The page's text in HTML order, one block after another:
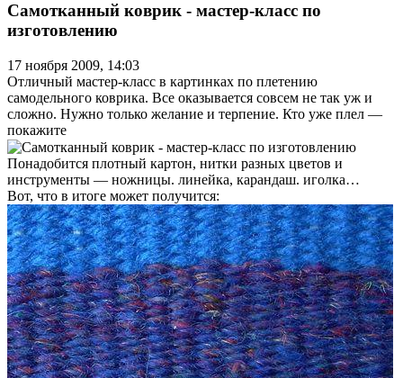
Самотканный коврик - мастер-класс по
изготовлению
17 ноября 2009, 14:03
Отличный мастер-класс в картинках по плетению
самодельного коврика. Все оказывается совсем не так уж и
сложно. Нужно только желание и терпение. Кто уже плел —
покажите
Понадобится плотный картон, нитки разных цветов и
инструменты — ножницы. линейка, карандаш. иголка…
Вот, что в итоге может получится: